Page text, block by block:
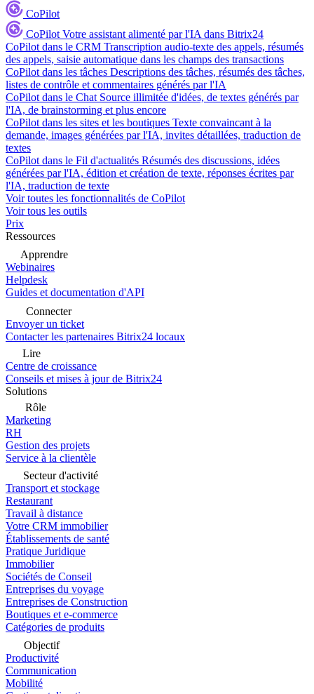
CoPilot
CoPilot Votre assistant alimenté par l'IA dans Bitrix24
CoPilot dans le CRM Transcription audio-texte des appels, résumés
des appels, saisie automatique dans les champs des transactions
CoPilot dans les tâches Descriptions des tâches, résumés des tâches,
listes de contrôle et commentaires générés par l'IA
CoPilot dans le Chat Source illimitée d'idées, de textes générés par
l'IA, de brainstorming et plus encore
CoPilot dans les sites et les boutiques Texte convaincant à la
demande, images générées par l'IA, invites détaillées, traduction de
textes
CoPilot dans le Fil d'actualités Résumés des discussions, idées
générées par l'IA, édition et création de texte, réponses écrites par
l'IA, traduction de texte
Voir toutes les fonctionnalités de CoPilot
Voir tous les outils
Prix
Ressources
Apprendre
Webinaires
Helpdesk
Guides et documentation d'API
Connecter
Envoyer un ticket
Contacter les partenaires Bitrix24 locaux
Lire
Centre de croissance
Conseils et mises à jour de Bitrix24
Solutions
Rôle
Marketing
RH
Gestion des projets
Service à la clientèle
Secteur d'activité
Transport et stockage
Restaurant
Travail à distance
Votre CRM immobilier
Établissements de santé
Pratique Juridique
Immobilier
Sociétés de Conseil
Entreprises du voyage
Entreprises de Construction
Boutiques et e-commerce
Catégories de produits
Objectif
Productivité
Communication
Mobilité